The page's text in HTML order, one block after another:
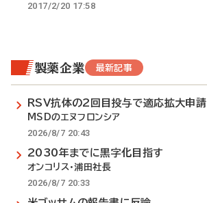
2017/2/20 17:58
製薬企業 最新記事
RSV抗体の2回目投与で適応拡大申請
MSDのエヌフロンシア
2026/8/7 20:43
2030年までに黒字化目指す
オンコリス・浦田社長
2026/8/7 20:33